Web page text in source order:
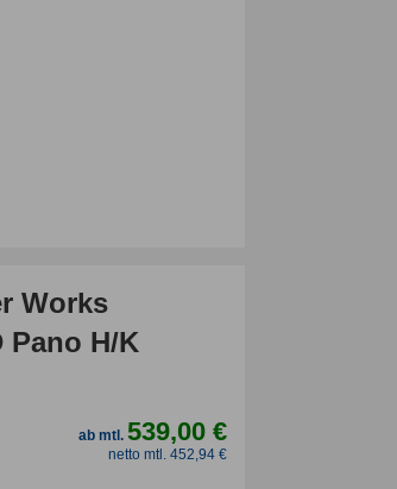
Works
Pano H/K
ab mtl.539,00 €
netto mtl. 452,94 €